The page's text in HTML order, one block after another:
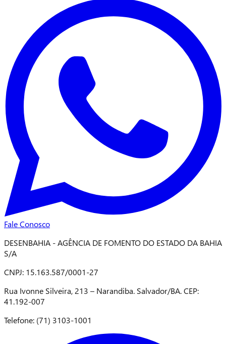
Fale Conosco
DESENBAHIA - AGÊNCIA DE FOMENTO DO ESTADO DA BAHIA
S/A
CNPJ: 15.163.587/0001-27
Rua Ivonne Silveira, 213 – Narandiba. Salvador/BA. CEP:
41.192-007
Telefone: (71) 3103-1001